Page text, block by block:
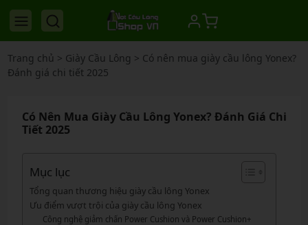
Trang chủ > Giày Cầu Lông > Có nên mua giày cầu lông Yonex?
Đánh giá chi tiết 2025
Có Nên Mua Giày Cầu Lông Yonex? Đánh Giá Chi
Tiết 2025
Mục lục
Tổng quan thương hiệu giày cầu lông Yonex
Ưu điểm vượt trội của giày cầu lông Yonex
Công nghệ giảm chấn Power Cushion và Power Cushion+